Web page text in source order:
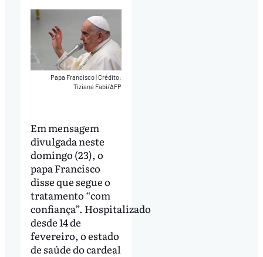
Papa Francisco|Crédito:
Tiziana Fabi/AFP
Em mensagem
divulgada neste
domingo (23), o
papa Francisco
disse que segue o
tratamento “com
confiança”. Hospitalizado
desde 14 de
fevereiro, o estado
de saúde do cardeal